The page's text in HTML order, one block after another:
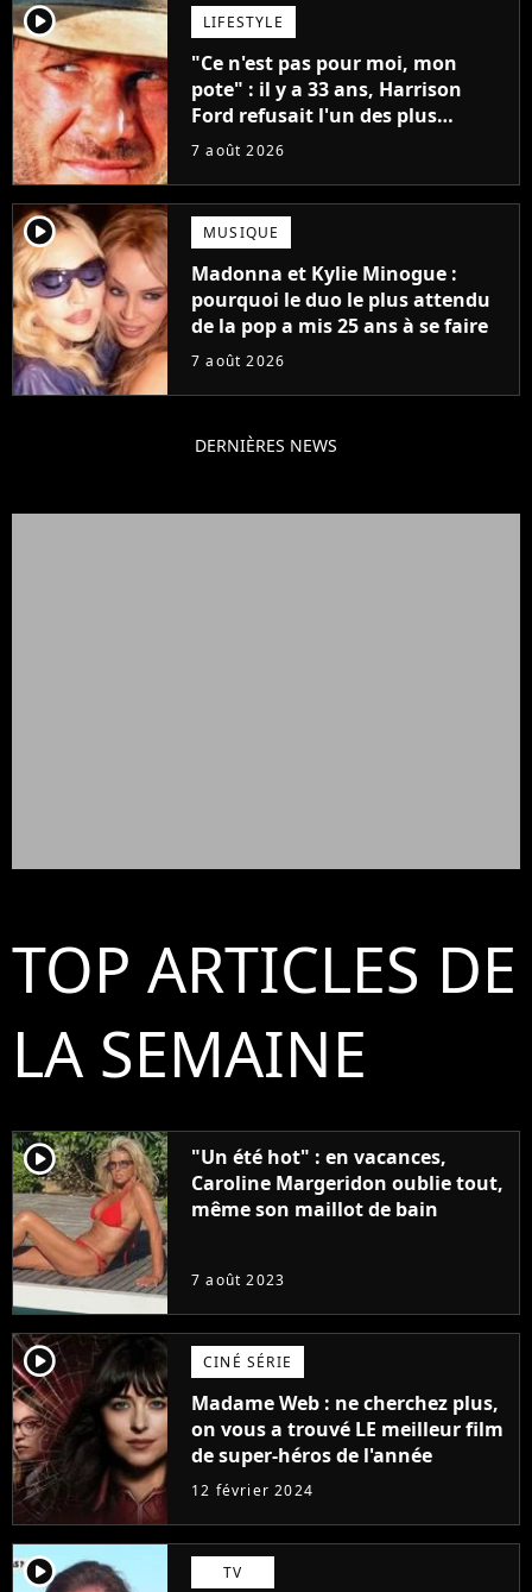
player2 LIFESTYLE
"Ce n'est pas pour moi, mon
pote" : il y a 33 ans, Harrison
Ford refusait l'un des plus
grands succès de tous les temps
7 août 2026
player2 MUSIQUE
Madonna et Kylie Minogue :
pourquoi le duo le plus attendu
de la pop a mis 25 ans à se faire
7 août 2026
DERNIÈRES NEWS
TOP ARTICLES DE
LA SEMAINE
player2
"Un été hot" : en vacances,
Caroline Margeridon oublie tout,
même son maillot de bain
7 août 2023
player2 CINÉ SÉRIE
Madame Web : ne cherchez plus,
on vous a trouvé LE meilleur film
de super-héros de l'année
12 février 2024
player2 TV